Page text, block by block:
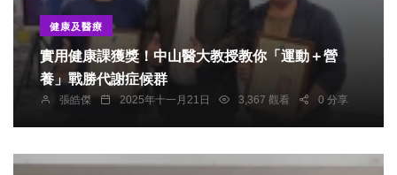
健康及醫療
實用健康課獲獎！中山醫大教授教你「運動＋營
養」戰勝代謝症候群
張皓傑 2025年十一月21日 3,367 觀看 0 分享